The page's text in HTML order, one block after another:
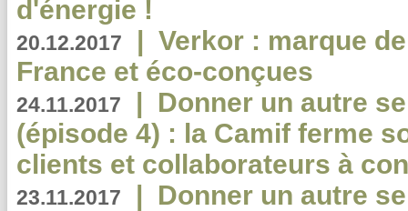
d'énergie !
20.12.2017 | Verkor : marque
France et éco-conçues
24.11.2017 | Donner un autre
(épisode 4) : la Camif ferme
clients et collaborateurs à
23.11.2017 | Donner un autre